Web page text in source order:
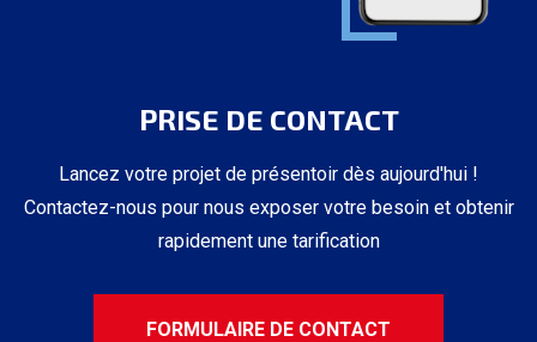
PRISE DE CONTACT
Lancez votre projet de présentoir dès aujourd'hui !
Contactez-nous pour nous exposer votre besoin et obtenir
rapidement une tarification
FORMULAIRE DE CONTACT